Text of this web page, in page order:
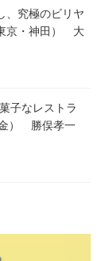
、究極のビリヤ
京・神田） 大
子なレストラ
金） 勝俣孝一